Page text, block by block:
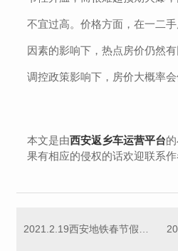
不宜过高。价格方面，在一二
因素的影响下，热点房价仍然
调控政策影响下，房价大概率
本文是由西安返乡车运营平台
果有相应的侵权的话欢迎联系作